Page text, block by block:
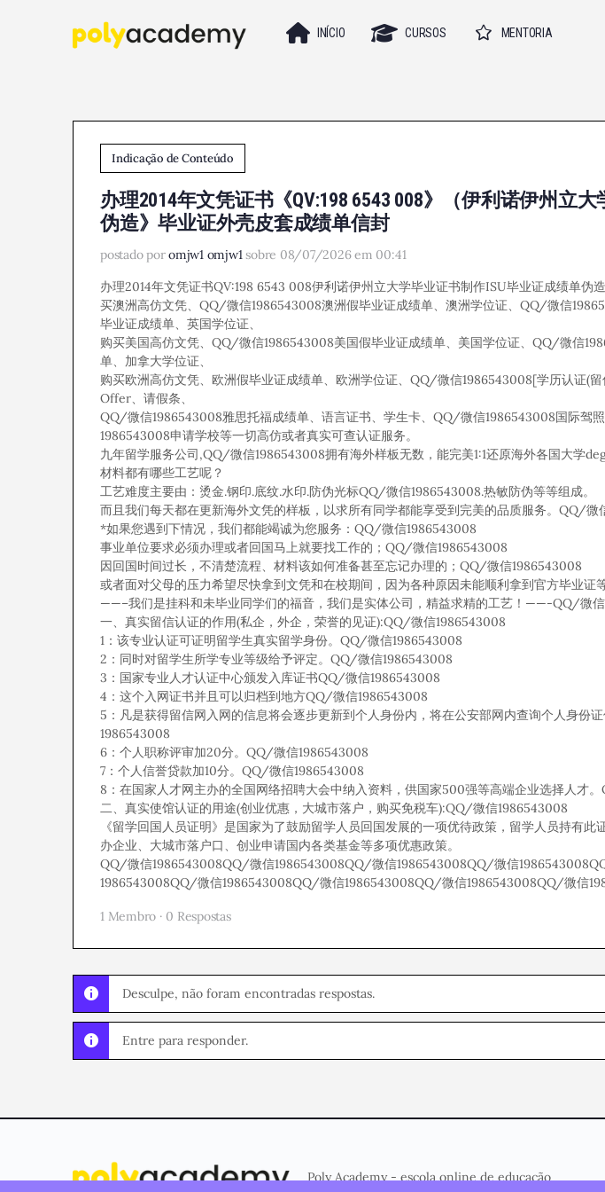
INÍCIO CURSOS MENTORIA
Indicação de Conteúdo
办理2014年文凭证书《QV:198 6543 008》（伊利诺伊州立
伪造》毕业证外壳皮套成绩单信封
postado poromjw1 omjw1 sobre 08/07/2026 em 00:41
办理2014年文凭证书QV:198 6543 008伊利诺伊州立大学毕业证书制作ISU毕业证成绩单伪
买澳洲高仿文凭、QQ/微信1986543008澳洲假毕业证成绩单、澳洲学位证、QQ/微信
毕业证成绩单、英国学位证、
购买美国高仿文凭、QQ/微信1986543008美国假毕业证成绩单、美国学位证、QQ/微信
单、加拿大学位证、
购买欧洲高仿文凭、欧洲假毕业证成绩单、欧洲学位证、QQ/微信1986543008[学历认证(
Offer、请假条、
QQ/微信1986543008雅思托福成绩单、语言证书、学生卡、QQ/微信1986543008国际驾
1986543008申请学校等一切高仿或者真实可查认证服务。
九年留学服务公司,QQ/微信1986543008拥有海外样板无数，能完美1:1还原海外各国大学
材料都有哪些工艺呢？
工艺难度主要由：烫金.钢印.底纹.水印.防伪光标QQ/微信1986543008.热敏防伪等等组成。
而且我们每天都在更新海外文凭的样板，以求所有同学都能享受到完美的品质服务。QQ/微
*如果您遇到下情况，我们都能竭诚为您服务：QQ/微信1986543008
事业单位要求必须办理或者回国马上就要找工作的；QQ/微信1986543008
因回国时间过长，不清楚流程、材料该如何准备甚至忘记办理的；QQ/微信1986543008
或者面对父母的压力希望尽快拿到文凭和在校期间，因为各种原因未能顺利拿到官方毕业
——–我们是挂科和未毕业同学们的福音，我们是实体公司，精益求精的工艺！——-QQ/微
一、真实留信认证的作用(私企，外企，荣誉的见证):QQ/微信1986543008
1：该专业认证可证明留学生真实留学身份。QQ/微信1986543008
2：同时对留学生所学专业等级给予评定。QQ/微信1986543008
3：国家专业人才认证中心颁发入库证书QQ/微信1986543008
4：这个入网证书并且可以归档到地方QQ/微信1986543008
5：凡是获得留信网入网的信息将会逐步更新到个人身份内，将在公安部网内查询个人身份
1986543008
6：个人职称评审加20分。QQ/微信1986543008
7：个人信誉贷款加10分。QQ/微信1986543008
8：在国家人才网主办的全国网络招聘大会中纳入资料，供国家500强等高端企业选择人才
二、真实使馆认证的用途(创业优惠，大城市落户，购买免税车):QQ/微信1986543008
《留学回国人员证明》是国家为了鼓励留学人员回国发展的一项优待政策，留学人员持有
办企业、大城市落户口、创业申请国内各类基金等多项优惠政策。
QQ/微信1986543008QQ/微信1986543008QQ/微信1986543008QQ/微信
1986543008QQ/微信1986543008QQ/微信1986543008QQ/微信1986543008QQ/微信
1 Membro · 0 Respostas
Desculpe, não foram encontradas respostas.
Entre para responder.
Poly Academy - escola online de educação